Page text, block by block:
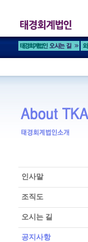
인사말
조직도
오시는 길
공지사항